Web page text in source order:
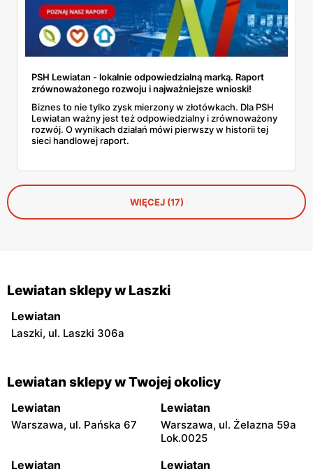
PSH Lewiatan - lokalnie odpowiedzialną marką. Raport
zrównoważonego rozwoju i najważniejsze wnioski!
Biznes to nie tylko zysk mierzony w złotówkach. Dla PSH
Lewiatan ważny jest też odpowiedzialny i zrównoważony
rozwój. O wynikach działań mówi pierwszy w historii tej
sieci handlowej raport.
WIĘCEJ (17)
Lewiatan sklepy w Laszki
Lewiatan
Laszki, ul. Laszki 306a
Lewiatan sklepy w Twojej okolicy
Lewiatan
Warszawa, ul. Pańska 67
Lewiatan
Warszawa, ul. Żelazna 59a
Lok.0025
Lewiatan Lewiatan